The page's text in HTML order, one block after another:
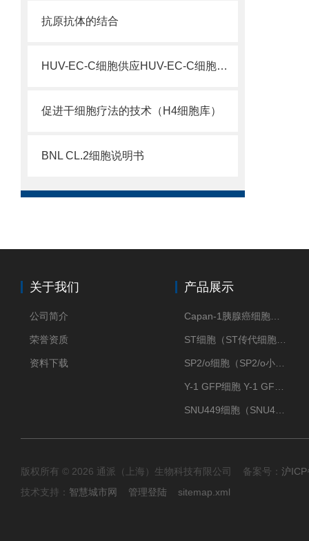
抗原抗体的结合
HUV-EC-C细胞供应HUV-EC-C细胞技术服务
促进干细胞疗法的技术（H4细胞库）
BNL CL.2细胞说明书
关于我们
公司简介
荣誉资质
资料下载
产品展示
版权所有 © 2026 通派（上海）生物科技有限公司 备案号： 沪
技术支持： 智慧城市网 管理登陆 sitemap.xml